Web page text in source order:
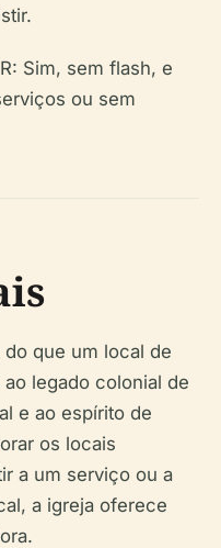
R: Sim, sem flash, e
ou sem
que um local de
legado colonial de
e ao espírito de
os locais
a um serviço ou a
a igreja oferece